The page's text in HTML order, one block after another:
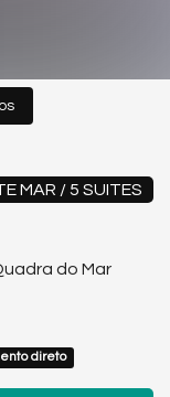
MAR / 5 SUITES
do Mar
direto